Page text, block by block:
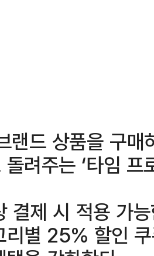
랜드 상품을 구
려주는 ‘타임 프
결제 시 적용 가
리별 25% 할인